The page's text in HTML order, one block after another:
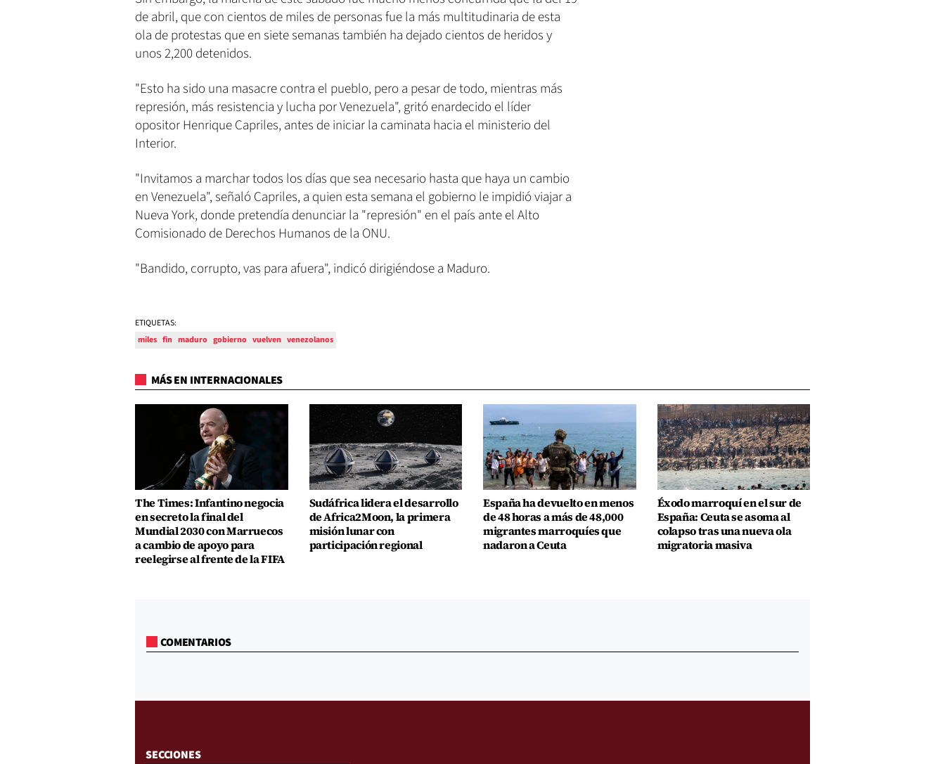
de abril, que con cientos de miles de personas fue la más multitudinaria de esta
ola de protestas que en siete semanas también ha dejado cientos de heridos y
unos 2,200 detenidos.
"Esto ha sido una masacre contra el pueblo, pero a pesar de todo, mientras más
represión, más resistencia y lucha por Venezuela", gritó enardecido el líder
opositor Henrique Capriles, antes de iniciar la caminata hacia el ministerio del
Interior.
"Invitamos a marchar todos los días que sea necesario hasta que haya un cambio
en Venezuela", señaló Capriles, a quien esta semana el gobierno le impidió viajar a
Nueva York, donde pretendía denunciar la "represión" en el país ante el Alto
Comisionado de Derechos Humanos de la ONU.
"Bandido, corrupto, vas para afuera", indicó dirigiéndose a Maduro.
ETIQUETAS:
miles fin maduro gobierno vuelven venezolanos
MÁS EN INTERNACIONALES
The Times: Infantino negocia
en secreto la final del
Mundial 2030 con Marruecos
a cambio de apoyo para
reelegirse al frente de la FIFA
Sudáfrica lidera el desarrollo
de Africa2Moon, la primera
misión lunar con
participación regional
España ha devuelto en menos
de 48 horas a más de 48,000
migrantes marroquíes que
nadaron a Ceuta
Éxodo marroquí en el sur de
España: Ceuta se asoma al
colapso tras una nueva ola
migratoria masiva
COMENTARIOS
SECCIONES